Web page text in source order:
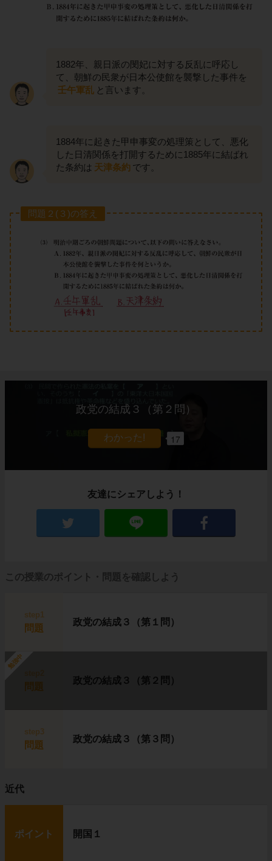
1882年、親日派の閔妃に対する反乱に呼応し
て、朝鮮の民衆が日本公使館を襲撃した事件を
壬午軍乱 と言います。
1884年に起きた甲申事変の処理策として、悪化
した日清関係を打開するために1885年に結ばれ
た条約は 天津条約 です。
問題２(３)の答え
政党の結成３（第２問）
17
友達にシェアしよう！
この授業のポイント・問題を確認しよう
step1
問題
政党の結成３（第１問）
勉強中
問題
政党の結成３（第２問）
step3
問題
政党の結成３（第３問）
近代
ポイント 開国１